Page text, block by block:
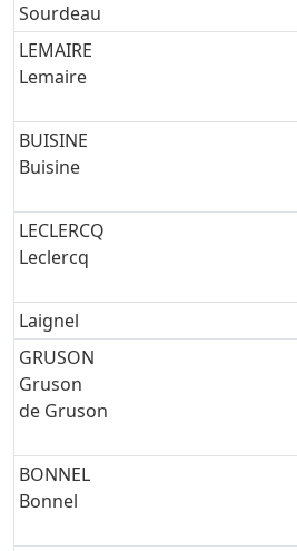
Sourdeau
LEMAIRE
Lemaire
BUISINE
Buisine
LECLERCQ
Leclercq
Laignel
GRUSON
Gruson
de Gruson
BONNEL
Bonnel